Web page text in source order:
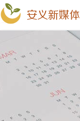
安义新媒体